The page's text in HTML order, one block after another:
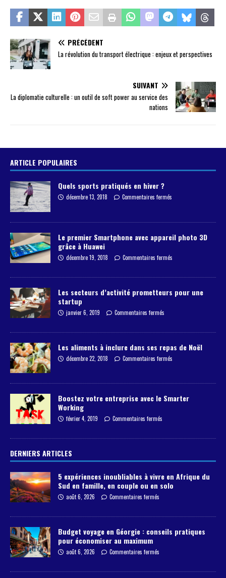
PRÉCÉDENT
La révolution du transport électrique : enjeux et perspectives
SUIVANT
La diplomatie culturelle : un outil de soft power au service des
nations
ARTICLE POPULAIRES
Quels sports pratiqués en hiver ?
décembre 13, 2018 Commentaires fermés
Le premier Smartphone avec appareil photo 3D
grâce à Huawei
décembre 19, 2018 Commentaires fermés
Les secteurs d’activité prometteurs pour une
startup
janvier 6, 2019 Commentaires fermés
Les aliments à inclure dans ses repas de Noël
décembre 22, 2018 Commentaires fermés
Boostez votre entreprise avec le Smarter
Working
février 4, 2019 Commentaires fermés
DERNIERS ARTICLES
5 expériences inoubliables à vivre en Afrique du
Sud en famille, en couple ou en solo
août 6, 2026 Commentaires fermés
Budget voyage en Géorgie : conseils pratiques
pour économiser au maximum
août 6, 2026 Commentaires fermés